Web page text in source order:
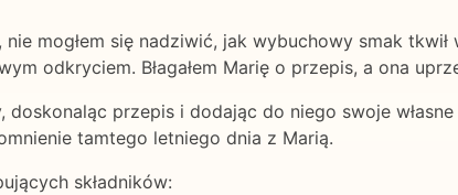
mogłem się nadziwić, jak wybuchowy smak tkwił
odkryciem. Błagałem Marię o przepis, a ona
przepis i dodając do niego swoje
tamtego letniego dnia z Marią.
składników: